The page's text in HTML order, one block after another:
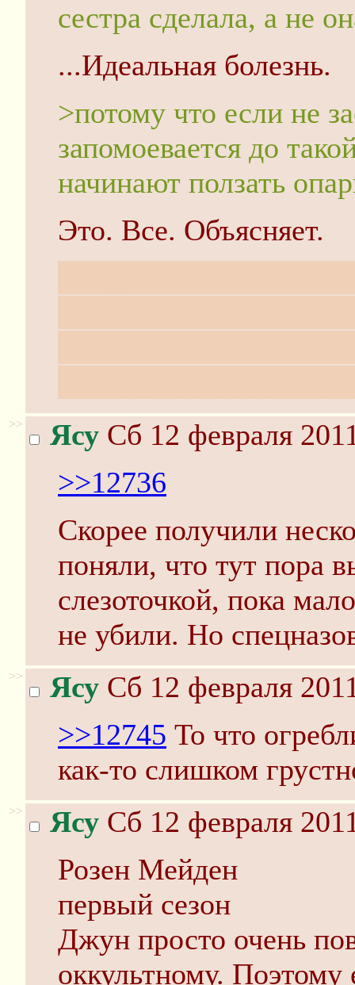
сестра сделала, а не
...Идеальная болезнь.
>потому что если не
запомоевается до
начинают ползать
Это. Все. Объясняет.
>> Ясу Сб 12 февраля
>>12736
Скорее получили
поняли, что тут пора
слезоточкой, пока
не убили. Но
>> Ясу Сб 12 февраля
>>12745 То что
как-то слишком
>> Ясу Сб 12 февраля
Розен Мейден
первый сезон
Джун просто очень
оккультному. Поэтому